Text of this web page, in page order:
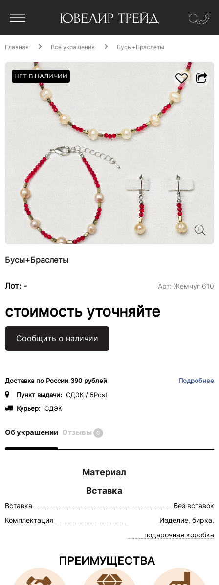
Главная Все украшения Бусы+Браслеты
НЕТ В НАЛИЧИИ
Бусы+Браслеты
Лот: - Арт: Жемчуг 610
стоимость уточняйте
Сообщить о наличии
Доставка по России 390 рублей
Подробнее
Пункт выдачи: СДЭК / 5Post
Курьер: СДЭК
Об украшении Отзывы 0
Материал
Вставка
Вставка
Без вставок
Комплектация
Изделие, бирка,
подарочная коробка
ПРЕИМУЩЕСТВА